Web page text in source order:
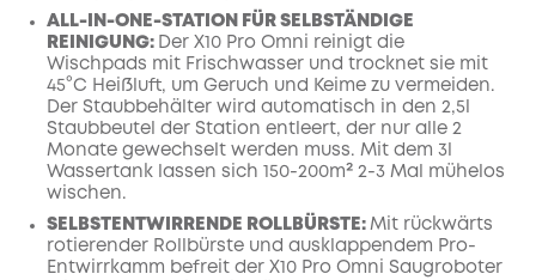
ALL-IN-ONE-STATION FÜR SELBSTÄNDIGE
REINIGUNG: Der X10 Pro Omni reinigt die
Wischpads mit Frischwasser und trocknet sie mit
45°C Heißluft, um Geruch und Keime zu vermeiden.
Der Staubbehälter wird automatisch in den 2,5l
Staubbeutel der Station entleert, der nur alle 2
Monate gewechselt werden muss. Mit dem 3l
Wassertank lassen sich 150-200m² 2-3 Mal mühelos
wischen.
SELBSTENTWIRRENDE ROLLBÜRSTE: Mit rückwärts
rotierender Rollbürste und ausklappendem Pro-
Entwirrkamm befreit der X10 Pro Omni Saugroboter